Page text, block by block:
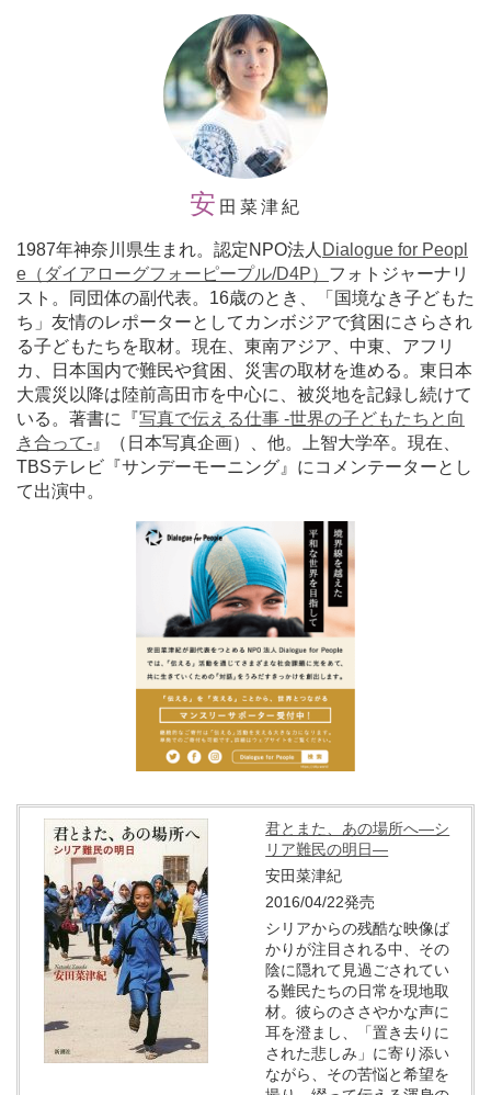
安 田菜津紀
1987年神奈川県生まれ。 認定NPO法人 Dialogue for Peopl
e（ダイアローグフォーピープル/D4P） フォトジャーナリ
スト。同団体の副代表。16歳のとき、「国境なき子どもた
ち」友情のレポーターとしてカンボジアで貧困にさらされ
る子どもたちを取材。現在、東南アジア、中東、アフリ
カ、日本国内で難民や貧困、災害の取材を進める。東日本
大震災以降は陸前高田市を中心に、被災地を記録し続けて
いる。著書に『写真で伝える仕事 -世界の子どもたちと向
き合って- 』（日本写真企画）、他。上智大学卒。現在、
TBSテレビ『サンデーモーニング』にコメンテーターとし
て出演中。
君とまた、あの場所へ―シ
リア難民の明日―
安田菜津紀
2016/04/22発売
シリアからの残酷な映像ば
かりが注目される中、その
陰に隠れて見過ごされてい
る難民たちの日常を現地取
材。彼らのささやかな声に
耳を澄まし、「置き去りに
された悲しみ」に寄り添い
ながら、その苦悩と希望を